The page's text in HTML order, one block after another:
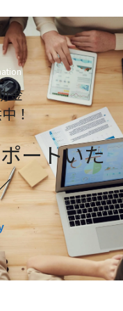
金
！
ートいた